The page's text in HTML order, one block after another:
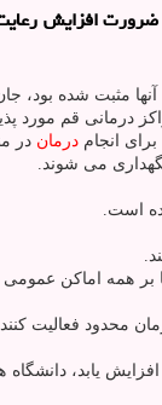
افزایش
مثبت شده بود،
درمان در
بر همه اماکن
هم تعطیل می شوند و با عنایت به مناسبت های پیش رو و
یابد، دانشگاه